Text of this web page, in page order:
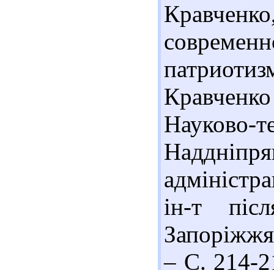
Науково-
ін-т
– С. 214-